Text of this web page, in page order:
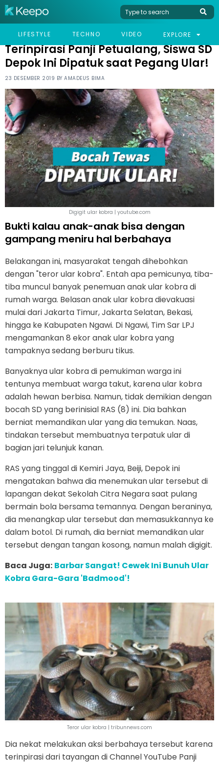
LIFESTYLE TECHNO VIDEO EXPLORE
HOME VIRAL
TERINPIRASI PANJI PETUALANG, SISWA SD DEPOK INI DIPATUK
Terinpirasi Panji Petualang, Siswa SD
Depok Ini Dipatuk saat Pegang Ular!
23 DESEMBER 2019 BY AMADEUS BIMA
Digigit ular kobra | youtube.com
Bukti kalau anak-anak bisa dengan
gampang meniru hal berbahaya
Belakangan ini, masyarakat tengah dihebohkan
dengan "teror ular kobra". Entah apa pemicunya, tiba-
tiba muncul banyak penemuan anak ular kobra di
rumah warga. Belasan anak ular kobra dievakuasi
mulai dari Jakarta Timur, Jakarta Selatan, Bekasi,
hingga ke Kabupaten Ngawi. Di Ngawi, Tim Sar LPJ
mengamankan 8 ekor anak ular kobra yang
tampaknya sedang berburu tikus.
Banyaknya ular kobra di pemukiman warga ini
tentunya membuat warga takut, karena ular kobra
adalah hewan berbisa. Namun, tidak demikian dengan
bocah SD yang berinisial RAS (8) ini. Dia bahkan
berniat memandikan ular yang dia temukan. Naas,
tindakan tersebut membuatnya terpatuk ular di
bagian jari telunjuk kanan.
RAS yang tinggal di Kemiri Jaya, Beiji, Depok ini
mengatakan bahwa dia menemukan ular tersebut di
lapangan dekat Sekolah Citra Negara saat pulang
bermain bola bersama temannya. Dengan beraninya,
dia menangkap ular tersebut dan memasukkannya ke
dalam botol. Di rumah, dia berniat memandikan ular
tersebut dengan tangan kosong, namun malah digigit.
Baca Juga: Barbar Sangat! Cewek Ini Bunuh Ular
Kobra Gara-Gara 'Badmood'!
Teror ular kobra | tribunnews.com
Dia nekat melakukan aksi berbahaya tersebut karena
terinpirasi dari tayangan di Channel YouTube Panji